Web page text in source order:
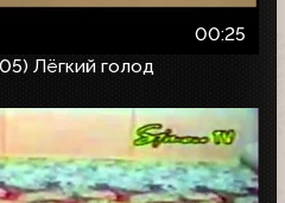
00:25
Лёгкий голод